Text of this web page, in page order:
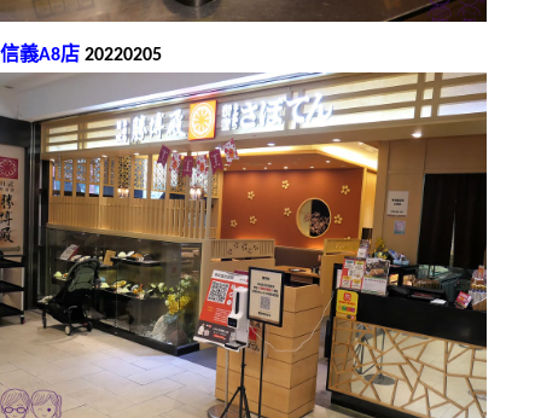
信義A8店 20220205